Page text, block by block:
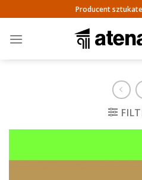
to
content
Producent